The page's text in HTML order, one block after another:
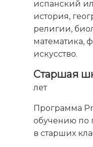
испанский
история,
религии,
математика,
искусство.
Старшая
лет
Программа
обучению по
в старших